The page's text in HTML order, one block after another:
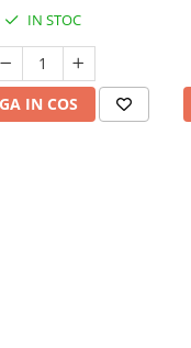
umbrela, 6- 36 luni,
15 kg, Negru Onyx
IN STOC
IN COS